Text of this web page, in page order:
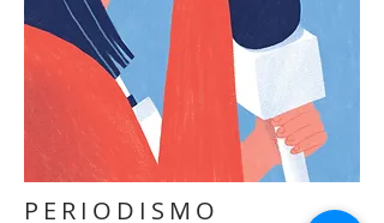
PERIODISMO